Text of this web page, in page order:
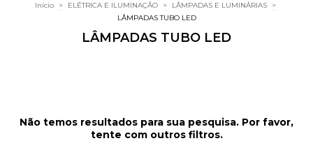
Início > ELÉTRICA E ILUMINAÇÃO > LÂMPADAS E LUMINÁRIAS
>
LÂMPADAS TUBO LED
LÂMPADAS TUBO LED
Não temos resultados para sua pesquisa. Por favor,
tente com outros filtros.